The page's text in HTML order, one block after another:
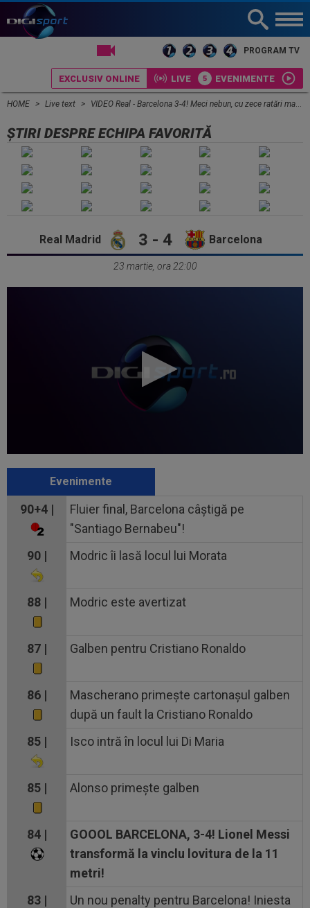
PROGRAM TV
EXCLUSIV ONLINE LIVE EVENIMENTE
HOME Live text VIDEO Real - Barcelona 3-4! Meci nebun, cu zece ratări mari și trei penalty-uri
ȘTIRI DESPRE ECHIPA FAVORITĂ
Real Madrid 3 - 4 Barcelona
23 martie, ora 22:00
Evenimente
90+4 |
Fluier final, Barcelona câștigă pe
"Santiago Bernabeu"!
90 |
Modric îi lasă locul lui Morata
88 | Modric este avertizat
87 | Galben pentru Cristiano Ronaldo
86 |
Mascherano primește cartonașul galben
după un fault la Cristiano Ronaldo
85 |
Isco intră în locul lui Di Maria
85 | Alonso primește galben
84 |
GOOOL BARCELONA, 3-4! Lionel Messi
transformă la vinclu lovitura de la 11
metri!
83 |
Un nou penalty pentru Barcelona! Iniesta